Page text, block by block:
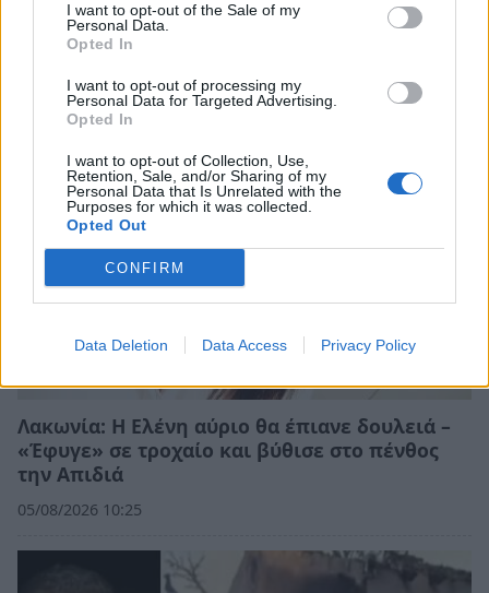
I want to opt-out of the Sale of my
Personal Data.
Opted In
I want to opt-out of processing my
Personal Data for Targeted Advertising.
Opted In
I want to opt-out of Collection, Use,
Retention, Sale, and/or Sharing of my
Personal Data that Is Unrelated with the
Purposes for which it was collected.
Opted Out
CONFIRM
Data Deletion Data Access Privacy Policy
Σχετικά Άρθρα
Λακωνία: Η Ελένη αύριο θα έπιανε δουλειά –
«Έφυγε» σε τροχαίο και βύθισε στο πένθος
την Απιδιά
05/08/2026 10:25